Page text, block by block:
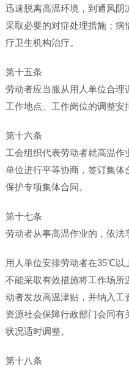
迅速脱离高温环境，到通风
采取必要的对症处理措施；
疗卫生机构治疗。
第十五条
劳动者应当服从用人单位合
工作地点、工作岗位的调整安
第十六条
工会组织代表劳动者就高温作
单位进行平等协商，签订集
保护专项集体合同。
第十七条
劳动者从事高温作业的，依法
用人单位安排劳动者在35℃以
不能采取有效措施将工作场
动者发放高温津贴，并纳入工
资源社会保障行政部门会同
状况适时调整。
第十八条